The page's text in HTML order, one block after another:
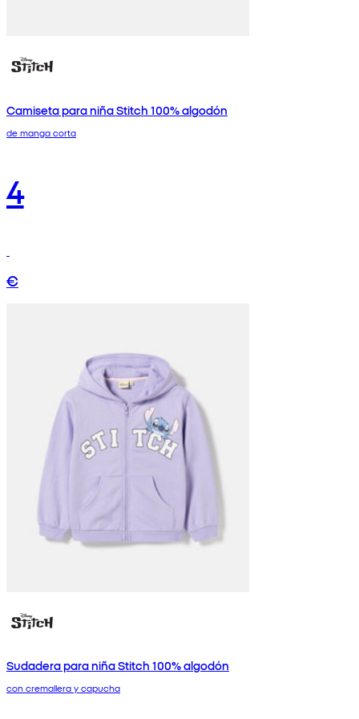
Camiseta para niña Stitch 100% algodón
de manga corta
4
€
Sudadera para niña Stitch 100% algodón
con cremallera y capucha